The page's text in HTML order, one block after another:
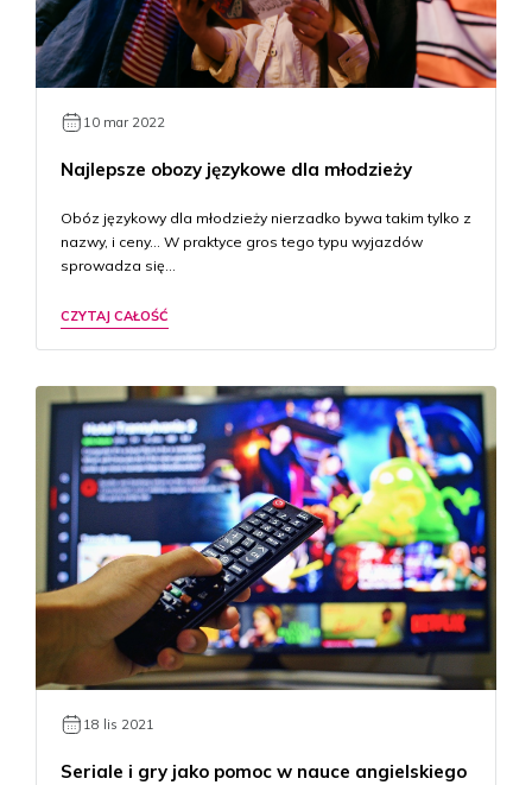
10 mar 2022
Najlepsze obozy językowe dla młodzieży
Obóz językowy dla młodzieży nierzadko bywa takim tylko z
nazwy, i ceny… W praktyce gros tego typu wyjazdów
sprowadza się…
CZYTAJ CAŁOŚĆ
18 lis 2021
Seriale i gry jako pomoc w nauce angielskiego